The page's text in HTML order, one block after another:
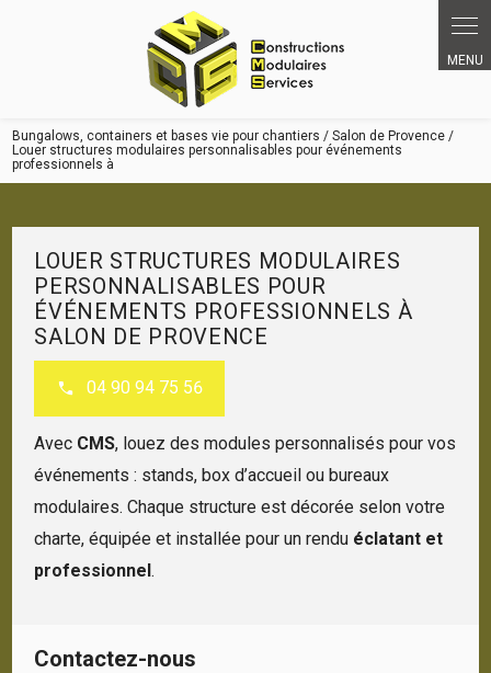
Bungalows, containers et bases vie pour chantiers / Salon de Provence /
Louer structures modulaires personnalisables pour événements
professionnels à
LOUER STRUCTURES MODULAIRES
PERSONNALISABLES POUR
ÉVÉNEMENTS PROFESSIONNELS À
SALON DE PROVENCE
04 90 94 75 56
Avec CMS, louez des modules personnalisés pour vos
événements : stands, box d’accueil ou bureaux
modulaires. Chaque structure est décorée selon votre
charte, équipée et installée pour un rendu éclatant et
professionnel.
Contactez-nous